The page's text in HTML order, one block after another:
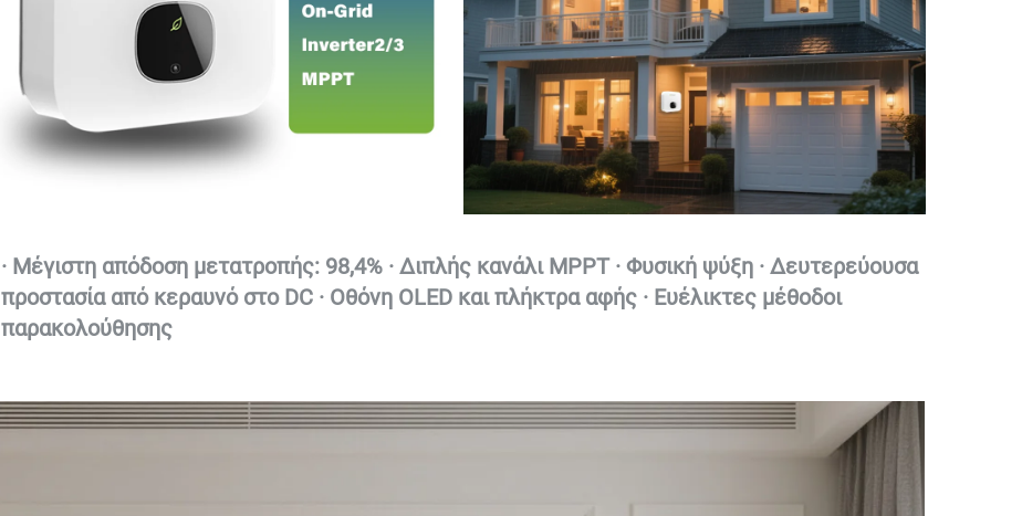
· Μέγιστη απόδοση μετατροπής: 98,4% · Διπλής κανάλι MPPT · Φυσική ψύξη · Δευτερεύουσα
προστασία από κεραυνό στο DC · Οθόνη OLED και πλήκτρα αφής · Ευέλικτες μέθοδοι
παρακολούθησης